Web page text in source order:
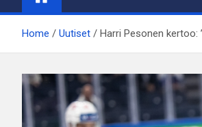
Home Uutiset Harri Pesonen kertoo: